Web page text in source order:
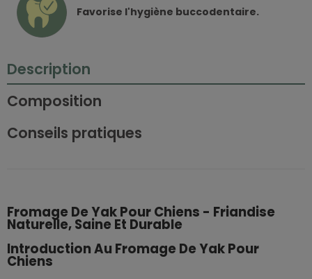
Favorise l'hygiène buccodentaire.
Description
Composition
Conseils pratiques
Fromage De Yak Pour Chiens - Friandise
Naturelle, Saine Et Durable
Introduction Au Fromage De Yak Pour
Chiens